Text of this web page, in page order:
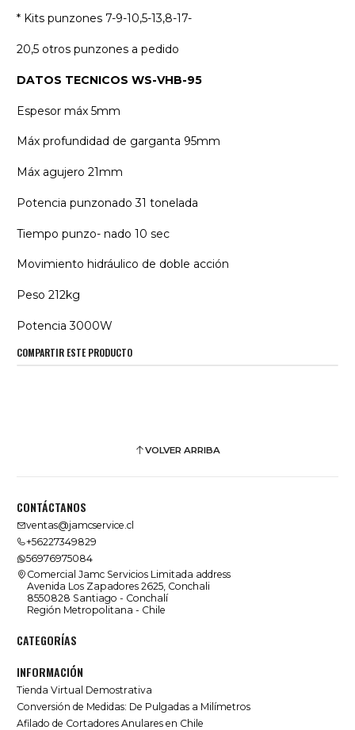
* Kits punzones 7-9-10,5-13,8-17-
20,5 otros punzones a pedido
DATOS TECNICOS WS-VHB-95
Espesor máx 5mm
Máx profundidad de garganta 95mm
Máx agujero 21mm
Potencia punzonado 31 tonelada
Tiempo punzo- nado 10 sec
Movimiento hidráulico de doble acción
Peso 212kg
Potencia 3000W
COMPARTIR ESTE PRODUCTO
VOLVER ARRIBA
CONTÁCTANOS
ventas@jamcservice.cl
+56227349829
56976975084
Comercial Jamc Servicios Limitada address
Avenida Los Zapadores 2625, Conchali
8550828 Santiago - Conchalí
Región Metropolitana - Chile
CATEGORÍAS
INFORMACIÓN
Tienda Virtual Demostrativa
Conversión de Medidas: De Pulgadas a Milímetros
Afilado de Cortadores Anulares en Chile